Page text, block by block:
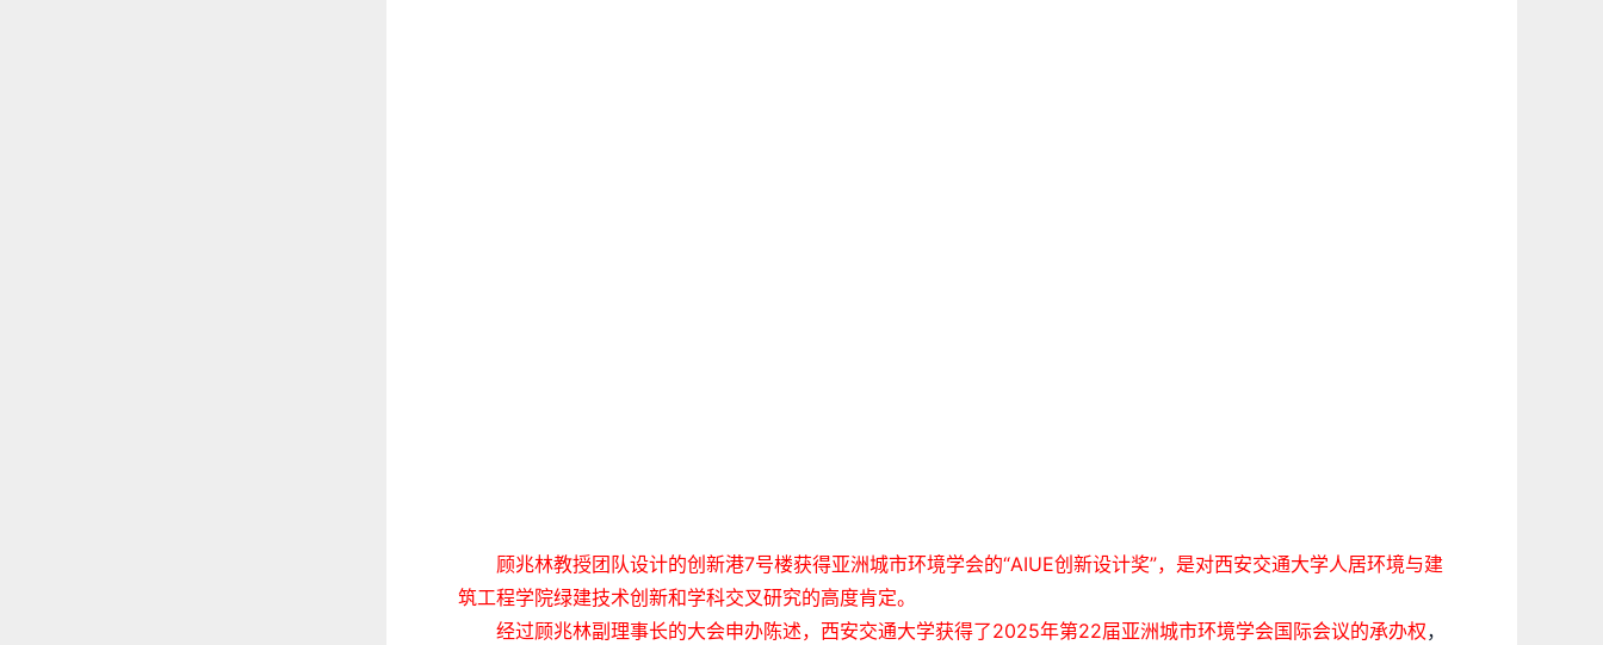
顾兆林教授团队设计的创新港7号楼获得亚洲城市环境学会的“AIUE创新设计奖”，是对西安交通大学人居环境与建
筑工程学院绿建技术创新和学科交叉研究的高度肯定。
经过顾兆林副理事长的大会申办陈述，西安交通大学获得了2025年第22届亚洲城市环境学会国际会议的承办权，